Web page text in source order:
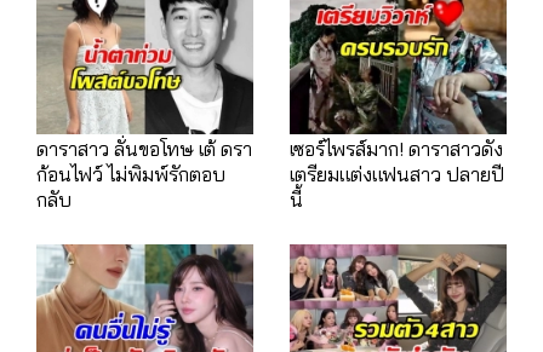
ดาราสาว ลั่นขอโทษ เต้ ดรา
ก้อนไฟว์ ไม่พิมพ์รักตอบ
กลับ
เซอร์ไพรส์มาก! ดาราสาวดัง
เตรียมแต่งแฟนสาว ปลายปี
นี้